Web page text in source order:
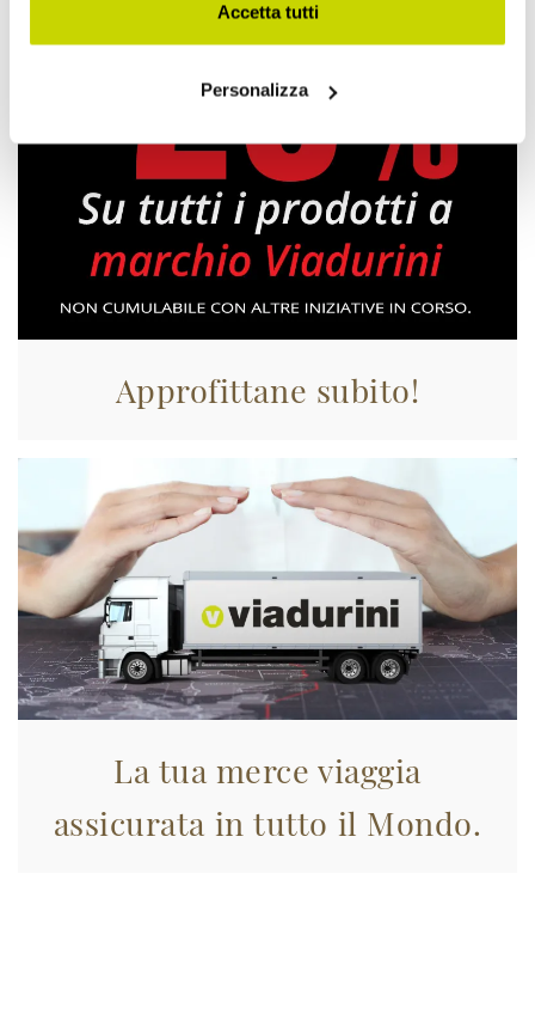
Accetta tutti
Personalizza
Approfittane subito!
La tua merce viaggia
assicurata in tutto il Mondo.